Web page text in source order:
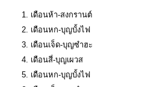
เดือนห้า-สงกรานต์
เดือนหก-บุญบั้งไฟ
เดือนเจ็ด-บุญซำฮะ
เดือนสี่-บุญเผวส
เดือนหก-บุญบั้งไฟ